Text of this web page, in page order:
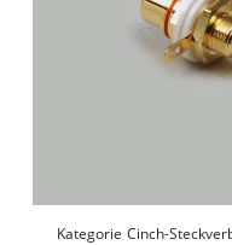
Kategorie Cinch-